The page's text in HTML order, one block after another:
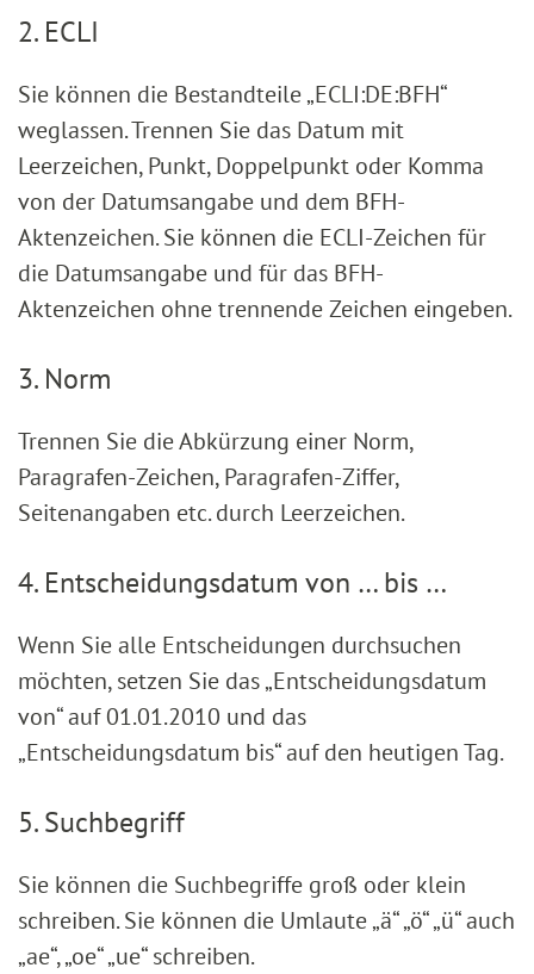
2. ECLI
Sie können die Bestandteile „ECLI:DE:BFH“
weglassen. Trennen Sie das Datum mit
Leerzeichen, Punkt, Doppelpunkt oder Komma
von der Datumsangabe und dem BFH-
Aktenzeichen. Sie können die ECLI-Zeichen für
die Datumsangabe und für das BFH-
Aktenzeichen ohne trennende Zeichen eingeben.
3. Norm
Trennen Sie die Abkürzung einer Norm,
Paragrafen-Zeichen, Paragrafen-Ziffer,
Seitenangaben etc. durch Leerzeichen.
4. Entscheidungsdatum von … bis …
Wenn Sie alle Entscheidungen durchsuchen
möchten, setzen Sie das „Entscheidungsdatum
von“ auf 01.01.2010 und das
„Entscheidungsdatum bis“ auf den heutigen Tag.
5. Suchbegriff
Sie können die Suchbegriffe groß oder klein
schreiben. Sie können die Umlaute „ä“ „ö“ „ü“ auch
„ae“, „oe“ „ue“ schreiben.